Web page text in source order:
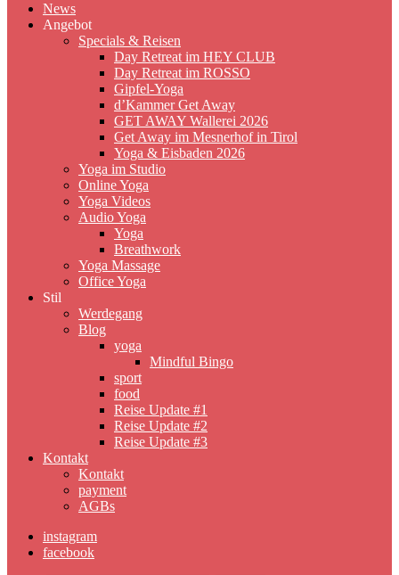
News
Angebot
Specials & Reisen
Day Retreat im HEY CLUB
Day Retreat im ROSSO
Gipfel-Yoga
d’Kammer Get Away
GET AWAY Wallerei 2026
Get Away im Mesnerhof in Tirol
Yoga & Eisbaden 2026
Yoga im Studio
Online Yoga
Yoga Videos
Audio Yoga
Yoga
Breathwork
Yoga Massage
Office Yoga
Stil
Werdegang
Blog
yoga
Mindful Bingo
sport
food
Reise Update #1
Reise Update #2
Reise Update #3
Kontakt
Kontakt
payment
AGBs
instagram
facebook